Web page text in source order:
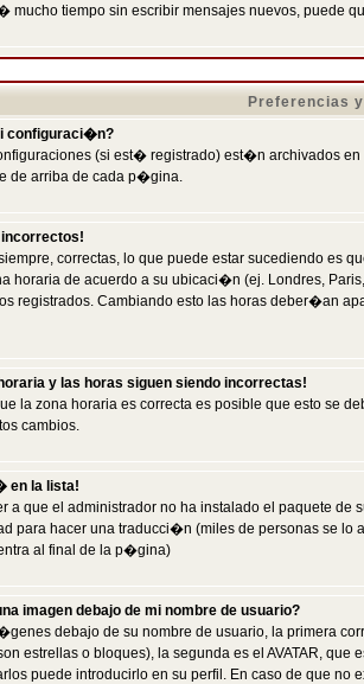
mucho tiempo sin escribir mensajes nuevos, puede
Preferencias
configuraci�n?
(si est� registrado) est�n archivados
de arriba de cada p�gina.
correctas, lo que puede estar sucediendo es
horaria de acuerdo a su ubicaci�n (ej. Londres,
registrados. Cambiando esto las horas deber�an
y las horas siguen siendo incorrectas!
la zona horaria es correcta es posible que esto se
cambios.
en la lista!
a que el administrador no ha instalado el paquete
para hacer una traducci�n (miles de personas se
al final de la p�gina)
imagen debajo de mi nombre de usuario?
debajo de su nombre de usuario, la primera
estrellas o bloques), la segunda es el AVATAR,
puede introducirlo en su perfil. En caso de que